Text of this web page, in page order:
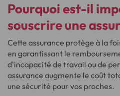
Pourquoi est-il
souscrire une
Cette assurance protège à la
en garantissant le
d'incapacité de travail ou de
assurance augmente le coût
une sécurité pour vos proches.